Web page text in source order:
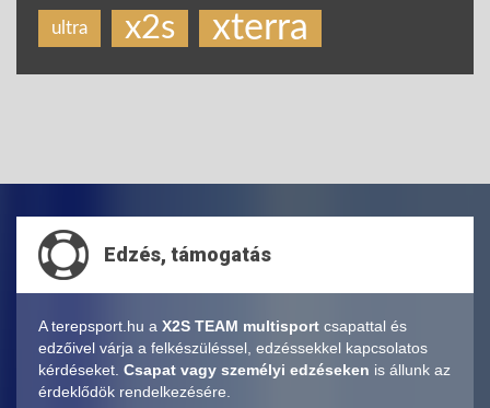
ultra x2s xterra
Edzés, támogatás
A terepsport.hu a X2S TEAM multisport csapattal és
edzőivel várja a felkészüléssel, edzéssekkel kapcsolatos
kérdéseket. Csapat vagy személyi edzéseken is állunk az
érdeklődök rendelkezésére.